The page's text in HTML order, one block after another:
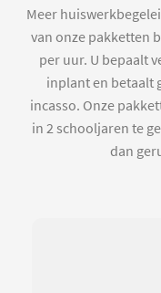
Meer
van onze pakketten
per uur. U bepaalt
inplant en betaalt
incasso. Onze
in 2 schooljaren te
dan